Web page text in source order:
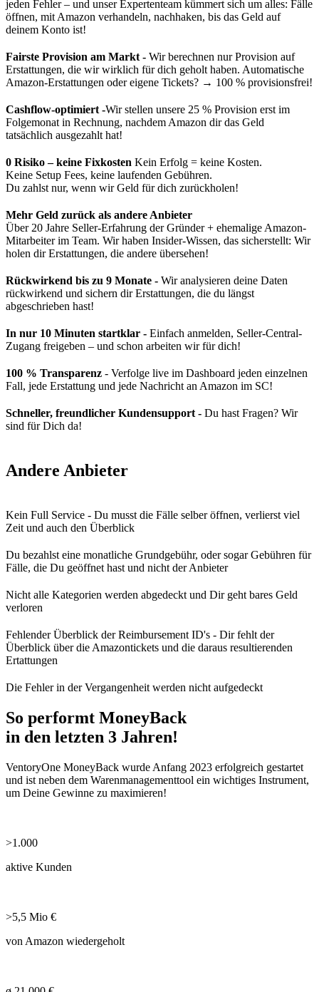
jeden Fehler – und unser Expertenteam kümmert sich um alles: Fälle
öffnen, mit Amazon verhandeln, nachhaken, bis das Geld auf
deinem Konto ist!
Fairste Provision am Markt - Wir berechnen nur Provision auf
Erstattungen, die wir wirklich für dich geholt haben. Automatische
Amazon-Erstattungen oder eigene Tickets? → 100 % provisionsfrei!
Cashflow-optimiert -Wir stellen unsere 25 % Provision erst im
Folgemonat in Rechnung, nachdem Amazon dir das Geld
tatsächlich ausgezahlt hat!
0 Risiko – keine Fixkosten Kein Erfolg = keine Kosten.
Keine Setup Fees, keine laufenden Gebühren.
Du zahlst nur, wenn wir Geld für dich zurückholen!
Mehr Geld zurück als andere Anbieter
Über 20 Jahre Seller-Erfahrung der Gründer + ehemalige Amazon-
Mitarbeiter im Team. Wir haben Insider-Wissen, das sicherstellt: Wir
holen dir Erstattungen, die andere übersehen!
Rückwirkend bis zu 9 Monate - Wir analysieren deine Daten
rückwirkend und sichern dir Erstattungen, die du längst
abgeschrieben hast!
In nur 10 Minuten startklar - Einfach anmelden, Seller-Central-
Zugang freigeben – und schon arbeiten wir für dich!
100 % Transparenz - Verfolge live im Dashboard jeden einzelnen
Fall, jede Erstattung und jede Nachricht an Amazon im SC!
Schneller, freundlicher Kundensupport - Du hast Fragen? Wir
sind für Dich da!
Andere Anbieter
Kein Full Service - Du musst die Fälle selber öffnen, verlierst viel
Zeit und auch den Überblick
Du bezahlst eine monatliche Grundgebühr, oder sogar Gebühren für
Fälle, die Du geöffnet hast und nicht der Anbieter
Nicht alle Kategorien werden abgedeckt und Dir geht bares Geld
verloren
Fehlender Überblick der Reimbursement ID's - Dir fehlt der
Überblick über die Amazontickets und die daraus resultierenden
Ertattungen
Die Fehler in der Vergangenheit werden nicht aufgedeckt
So performt MoneyBack
in den letzten 3 Jahren!
VentoryOne MoneyBack wurde Anfang 2023 erfolgreich gestartet
und ist neben dem Warenmanagementtool ein wichtiges Instrument,
um Deine Gewinne zu maximieren!
>1.000
aktive Kunden
>5,5 Mio €
von Amazon wiedergeholt